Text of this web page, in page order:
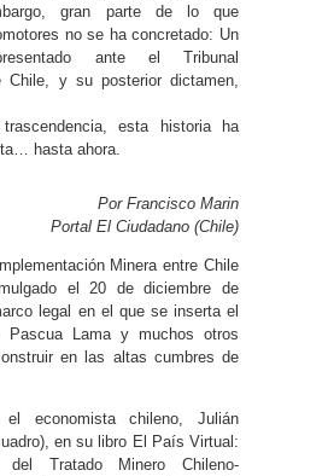
gran parte de lo que
no se ha concretado: Un
ante el Tribunal
Chile, y su posterior dictamen,
esta historia ha
hasta ahora.
Por Francisco Marin
Portal El Ciudadano (Chile)
Minera entre Chile
el 20 de diciembre de
legal en el que se inserta el
Pascua Lama y muchos otros
en las altas cumbres de
el economista chileno, Julián
en su libro El País Virtual:
Tratado Minero Chileno-